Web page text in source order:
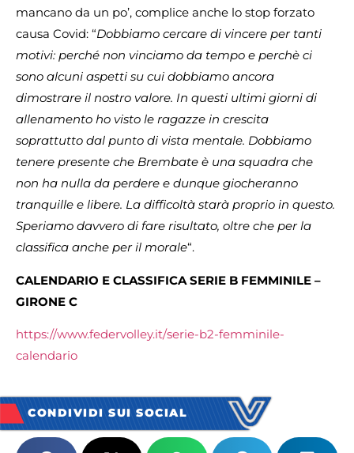
mancano da un po’, complice anche lo stop forzato
causa Covid: “Dobbiamo cercare di vincere per tanti
motivi: perché non vinciamo da tempo e perchè ci
sono alcuni aspetti su cui dobbiamo ancora
dimostrare il nostro valore. In questi ultimi giorni di
allenamento ho visto le ragazze in crescita
soprattutto dal punto di vista mentale. Dobbiamo
tenere presente che Brembate è una squadra che
non ha nulla da perdere e dunque giocheranno
tranquille e libere. La difficoltà starà proprio in questo.
Speriamo davvero di fare risultato, oltre che per la
classifica anche per il morale“.
CALENDARIO E CLASSIFICA SERIE B FEMMINILE –
GIRONE C
https://www.federvolley.it/serie-b2-femminile-
calendario
CONDIVIDI SUI SOCIAL